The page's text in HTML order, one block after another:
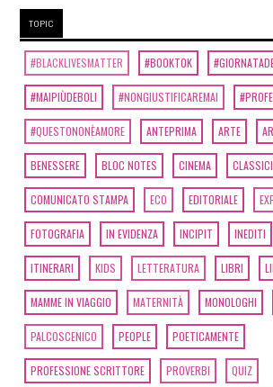
TOPIC
#BLACKLIVESMATTER #BOOKTOK
#MAIPIÙDEBOLI #NONGIUSTIFICAREMAI
#QUESTONONÈAMORE ANTEPRIMA ARTE
BENESSERE BLOC NOTES CINEMA CLASSICI
COMUNICATO STAMPA ECO EDITORIALE
FOTOGRAFIA IN EVIDENZA INCIPIT INEDITI
ITINERARI KIDS LETTERATURA LIBRI
MAMME IN VIAGGIO MATERNITÀ MONOLOGHI
PALCOSCENICO PEOPLE POETICAMENTE
PROFESSIONE SCRITTORE PROVERBI QUIZ